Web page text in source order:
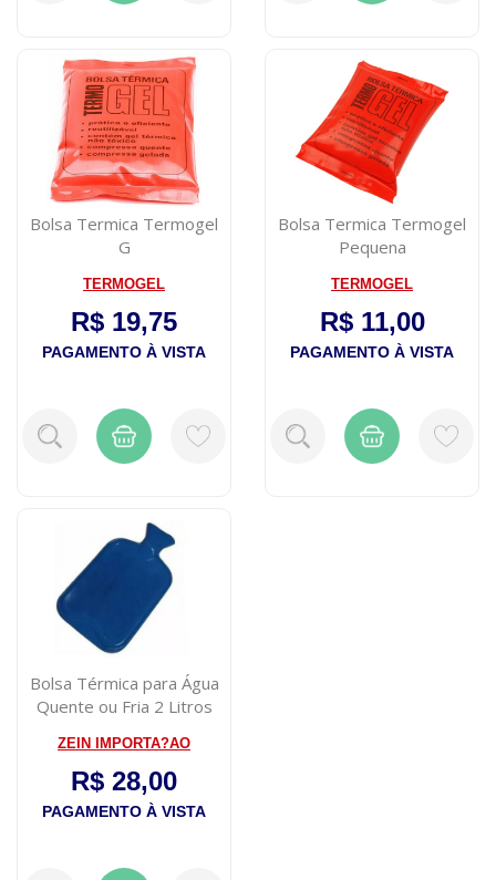
Bolsa Termica Termogel
G
TERMOGEL
R$ 19,75
PAGAMENTO À VISTA
Bolsa Termica Termogel
Pequena
TERMOGEL
R$ 11,00
PAGAMENTO À VISTA
Bolsa Térmica para Água
Quente ou Fria 2 Litros
ZEIN IMPORTA?AO
R$ 28,00
PAGAMENTO À VISTA